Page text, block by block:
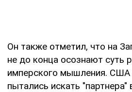
Он также отметил, что на
не до конца осознают суть
имперского мышления. США
пытались искать